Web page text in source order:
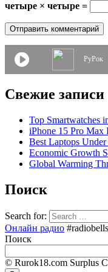
четыре × четыре =
РуРок
Свежие записи
Top Smartwatches
iPhone 15 Pro Max
Best Laptops
Economic Growth
Global Warming
Поиск
Search for:
Онлайн радио
Поиск
© Rurok18.com Surplus